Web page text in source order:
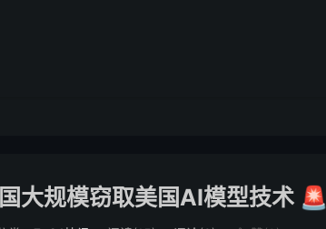
大规模窃取美国AI模型技术 🚨